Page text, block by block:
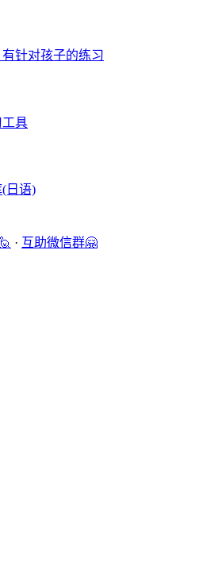
针对孩子的练习
具
日语)
· 互助微信群🤗